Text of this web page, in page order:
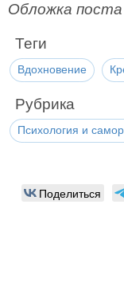
Обложка
Теги
Вдохновение
Рубрика
Психология и
Поделиться